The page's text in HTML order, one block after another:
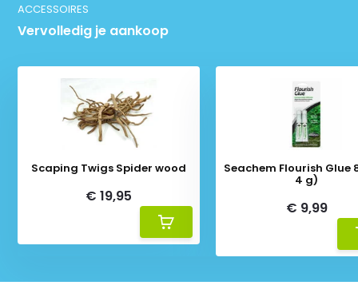
ACCESSOIRES
Vervolledig je aankoop
Scaping Twigs Spider wood
€ 19,95
Seachem Flourish Glue
4 g)
€ 9,99